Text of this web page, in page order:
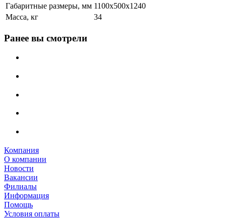
Габаритные размеры, мм 1100х500х1240
Масса, кг
34
Ранее вы смотрели
Компания
О компании
Новости
Вакансии
Филиалы
Информация
Помощь
Условия оплаты